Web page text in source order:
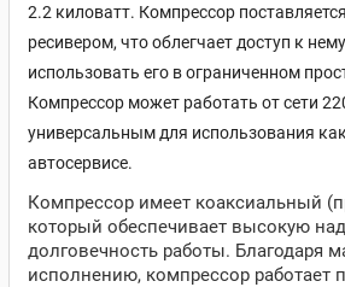
2.2 киловатт. Компрессор
ресивером, что облегчает доступ к
использовать его в ограниченном
Компрессор может работать от сети
универсальным для использования
автосервисе.
Компрессор имеет коаксиальный
который обеспечивает высокую
долговечность работы. Благодаря
исполнению, компрессор работает